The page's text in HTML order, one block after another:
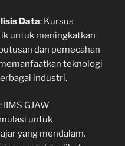
Data: Kursus
untuk meningkatkan
dan pemecahan
teknologi
industri.
: IIMS GJAW
untuk
yang mendalam.